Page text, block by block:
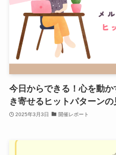
今日からできる！心を動か
き寄せるヒットパターンの
2025年3月3日 開催レポート